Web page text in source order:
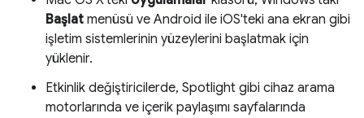
Başlat menüsü ve Android ile iOS'teki ana ekran gibi
işletim sistemlerinin yüzeylerini başlatmak için
yüklenir.
Etkinlik değiştiricilerde, Spotlight gibi cihaz arama
motorlarında ve içerik paylaşımı sayfalarında